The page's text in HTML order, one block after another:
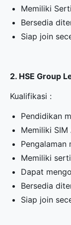
Memiliki
Bersedia
Siap join
2. HSE Group
Kualifikasi :
Pendidikan
Memiliki SIM
Pengalaman
Memiliki
Dapat
Bersedia
Siap join